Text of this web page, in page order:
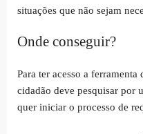
situações que não sejam
Onde conseguir?
Para ter acesso a
cidadão deve pesquisar por
quer iniciar o processo de